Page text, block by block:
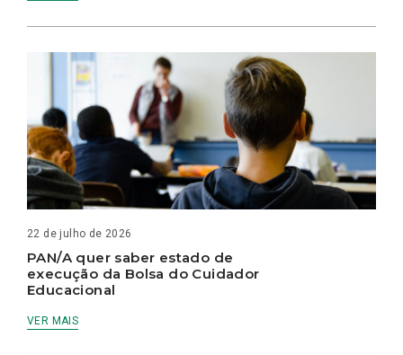
22 de julho de 2026
PAN/A quer saber estado de
execução da Bolsa do Cuidador
Educacional
VER MAIS